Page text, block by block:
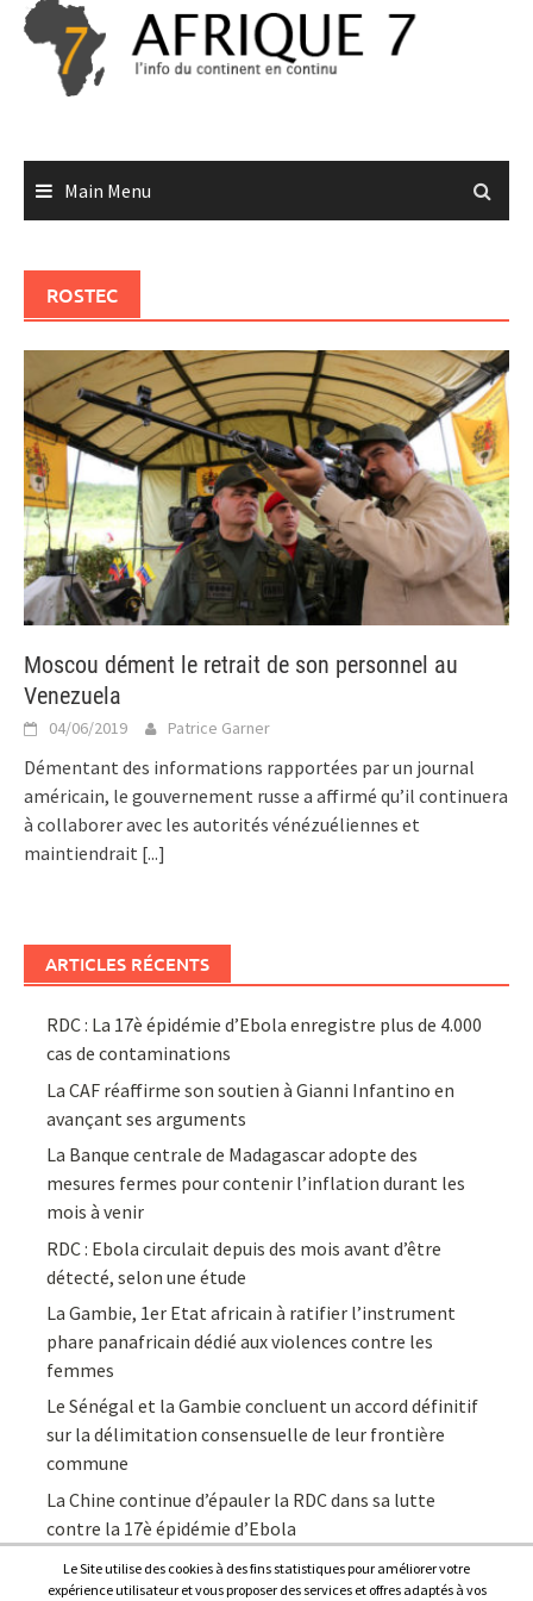
Skip
content
Main Menu
ROSTEC
Moscou dément le retrait de son personnel au
Venezuela
04/06/2019 Patrice Garner
Démentant des informations rapportées par un journal
américain, le gouvernement russe a affirmé qu’il continuera
à collaborer avec les autorités vénézuéliennes et
maintiendrait [...]
ARTICLES RÉCENTS
RDC : La 17è épidémie d’Ebola enregistre plus de 4.000
cas de contaminations
La CAF réaffirme son soutien à Gianni Infantino en
avançant ses arguments
La Banque centrale de Madagascar adopte des
mesures fermes pour contenir l’inflation durant les
mois à venir
RDC : Ebola circulait depuis des mois avant d’être
détecté, selon une étude
La Gambie, 1er Etat africain à ratifier l’instrument
phare panafricain dédié aux violences contre les
femmes
Le Sénégal et la Gambie concluent un accord définitif
sur la délimitation consensuelle de leur frontière
commune
La Chine continue d’épauler la RDC dans sa lutte
contre la 17è épidémie d’Ebola
Le Site utilise des cookies à des fins statistiques pour améliorer votre
expérience utilisateur et vous proposer des services et offres adaptés à vos